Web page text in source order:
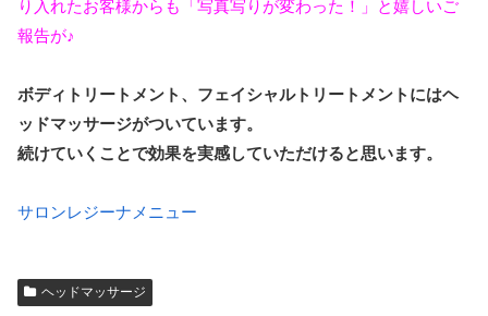
り入れたお客様からも「写真写りが変わった！」と嬉しいご
報告が♪
ボディトリートメント、フェイシャルトリートメントにはヘ
ッドマッサージがついています。
続けていくことで効果を実感していただけると思います。
サロンレジーナメニュー
ヘッドマッサージ